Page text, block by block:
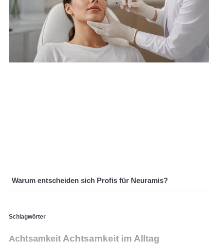
Warum entscheiden sich Profis für Neuramis?
Schlagwörter
Achtsamkeit Achtsamkeit im Alltag